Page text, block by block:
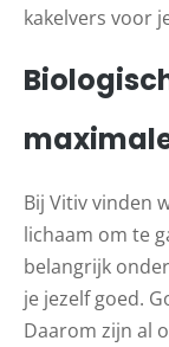
kakelvers voor
Bij Vitiv vinden
lichaam om te
belangrijk
je jezelf goed.
Daarom zijn al